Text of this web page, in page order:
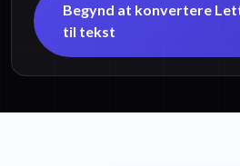
Begynd at konvertere
til tekst